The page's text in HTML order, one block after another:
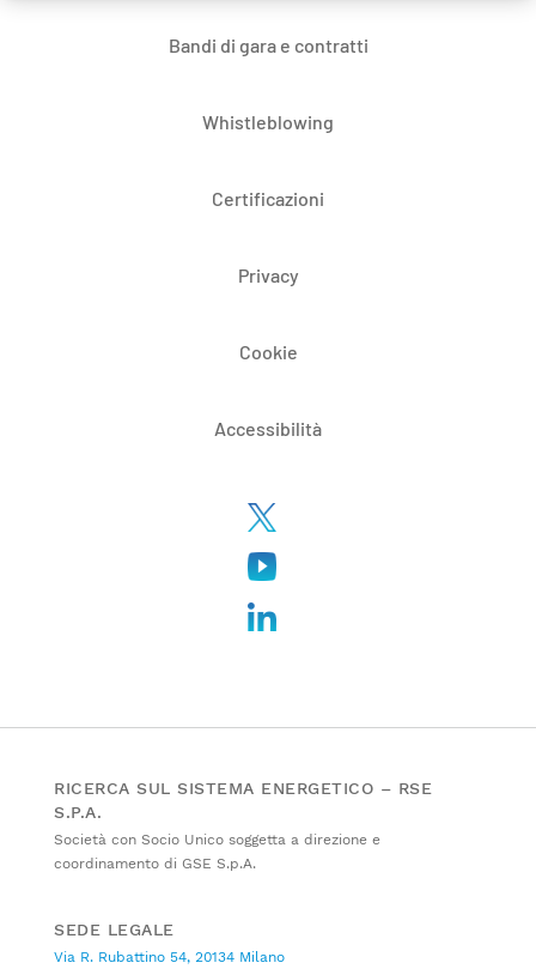
Bandi di gara e contratti
Whistleblowing
Certificazioni
Privacy
Cookie
Accessibilità
RICERCA SUL SISTEMA ENERGETICO – RSE
S.P.A.
Società con Socio Unico soggetta a direzione e
coordinamento di GSE S.p.A.
SEDE LEGALE
Via R. Rubattino 54, 20134 Milano